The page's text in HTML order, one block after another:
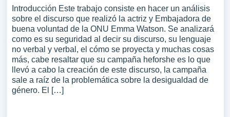
Introducción Este trabajo consiste en hacer un análisis
sobre el discurso que realizó la actriz y Embajadora de
buena voluntad de la ONU Emma Watson. Se analizará
como es su seguridad al decir su discurso, su lenguaje
no verbal y verbal, el cómo se proyecta y muchas cosas
más, cabe resaltar que su campaña heforshe es lo que
llevó a cabo la creación de este discurso, la campaña
sale a raíz de la problemática sobre la desigualdad de
género. El […]